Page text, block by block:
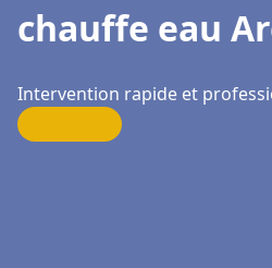
chauffe eau
Intervention rapide et